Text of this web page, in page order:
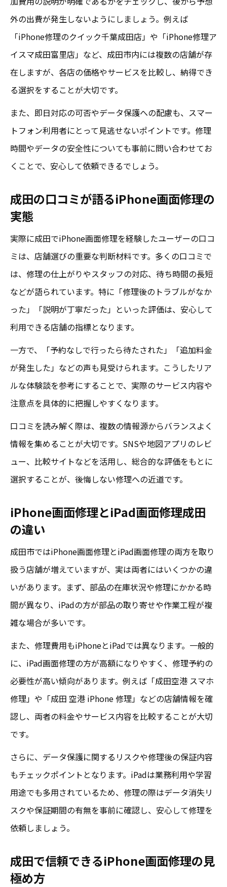
成田で安心できるiPad画面修理とiPhone画
面修理比較
口コミ活用で選ぶiPhone修理体験のコツ
口コミを活かした成田iPhone画面修理の選
択法
iPhone画面修理成田で役立つ口コミの見分
け方
成田のiPhone画面修理とiPad画面修理口コ
ミ比較
判断する
の特徴
データ消去なしで修理できる成田の実状
iPad画面修理成田でもデータ消去不要の理
成田でデータ消去なしのiPhone画面修理実
例
基準
イミング
口コミで見る成田の画面修理と買い替え比
較体験
iPhone画面修理費用と買い替え費用成田の
違い
成田で迷った時のiPhone画面修理判断ポイ
ント
当日対応も安心の成田修理最新事情を解説
iPhone画面修理成田で即日対応できる店舗
の特徴
とは
口コミで分かる成田修理店の当日対応の実
態
成田のiPhone画面修理でスピード重視の選
び方
理由
外の出費が発生しないようにしましょう。例えば
「iPhone修理のクイック千葉成田店」や「iPhone修理ア
イスマ成田富里店」など、成田市内には複数の店舗が存
在しますが、各店の価格やサービスを比較し、納得でき
る選択をすることが大切です。
また、即日対応の可否やデータ保護への配慮も、スマー
トフォン利用者にとって見逃せないポイントです。修理
時間やデータの安全性についても事前に問い合わせてお
くことで、安心して依頼できるでしょう。
成田の口コミが語るiPhone画面修理の
実態
実際に成田でiPhone画面修理を経験したユーザーの口コ
ミは、店舗選びの重要な判断材料です。多くの口コミで
は、修理の仕上がりやスタッフの対応、待ち時間の長短
などが語られています。特に「修理後のトラブルがなか
った」「説明が丁寧だった」といった評価は、安心して
利用できる店舗の指標となります。
一方で、「予約なしで行ったら待たされた」「追加料金
が発生した」などの声も見受けられます。こうしたリア
ルな体験談を参考にすることで、実際のサービス内容や
注意点を具体的に把握しやすくなります。
口コミを読み解く際は、複数の情報源からバランスよく
情報を集めることが大切です。SNSや地図アプリのレビ
ュー、比較サイトなどを活用し、総合的な評価をもとに
選択することが、後悔しない修理への近道です。
iPhone画面修理とiPad画面修理成田
の違い
成田市ではiPhone画面修理とiPad画面修理の両方を取り
扱う店舗が増えていますが、実は両者にはいくつかの違
いがあります。まず、部品の在庫状況や修理にかかる時
間が異なり、iPadの方が部品の取り寄せや作業工程が複
雑な場合が多いです。
また、修理費用もiPhoneとiPadでは異なります。一般的
に、iPad画面修理の方が高額になりやすく、修理予約の
必要性が高い傾向があります。例えば「成田空港 スマホ
修理」や「成田 空港 iPhone 修理」などの店舗情報を確
認し、両者の料金やサービス内容を比較することが大切
です。
さらに、データ保護に関するリスクや修理後の保証内容
もチェックポイントとなります。iPadは業務利用や学習
用途でも多用されているため、修理の際はデータ消失リ
スクや保証期間の有無を事前に確認し、安心して修理を
依頼しましょう。
成田で信頼できるiPhone画面修理の見
極め方